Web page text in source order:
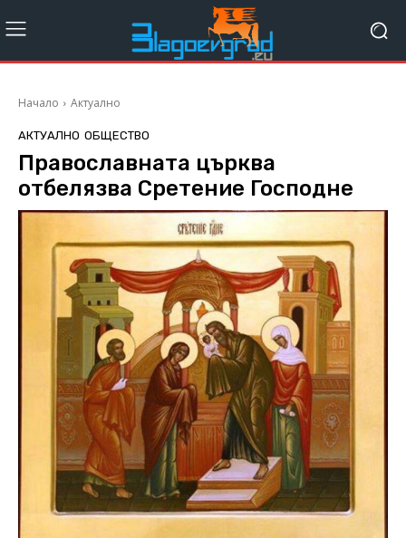
Начало Актуално
АКТУАЛНО ОБЩЕСТВО
Православната църква
отбелязва Сретение Господне